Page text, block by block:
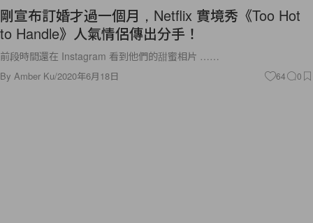
剛宣布訂婚才過一個月，Netflix 實境秀《Too Hot
to Handle》人氣情侶傳出分手！
前段時間還在 Instagram 看到他們的甜蜜相片 ……
By Amber Ku/2020年6月18日 64 0